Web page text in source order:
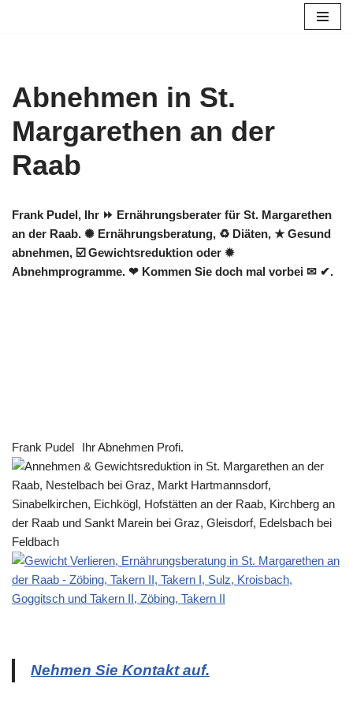
Abnehmen in St.
Margarethen an der
Raab
Frank Pudel, Ihr ⏩ Ernährungsberater für St. Margarethen
an der Raab. ✺ Ernährungsberatung, ♻ Diäten, ★ Gesund
abnehmen, ☑️ Gewichtsreduktion oder ✹
Abnehmprogramme. ❤ Kommen Sie doch mal vorbei ✉ ✔.
Frank Pudel Ihr Abnehmen Profi.
Nehmen Sie Kontakt auf.